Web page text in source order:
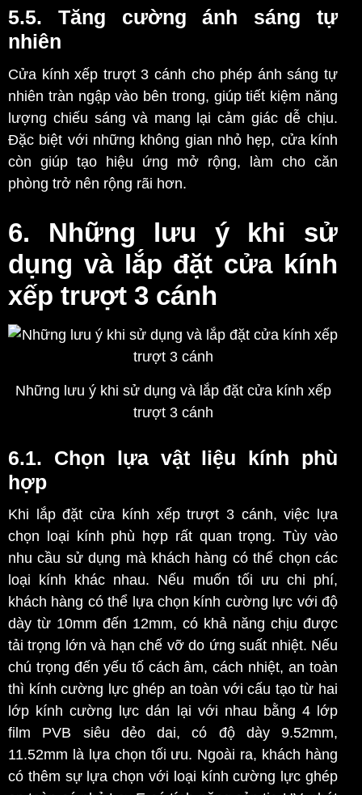
5.5. Tăng cường ánh sáng tự
nhiên
Cửa kính xếp trượt 3 cánh cho phép ánh sáng tự
nhiên tràn ngập vào bên trong, giúp tiết kiệm năng
lượng chiếu sáng và mang lại cảm giác dễ chịu.
Đặc biệt với những không gian nhỏ hẹp, cửa kính
còn giúp tạo hiệu ứng mở rộng, làm cho căn
phòng trở nên rộng rãi hơn.
6. Những lưu ý khi sử
dụng và lắp đặt cửa kính
xếp trượt 3 cánh
Những lưu ý khi sử dụng và lắp đặt cửa kính xếp
trượt 3 cánh
6.1. Chọn lựa vật liệu kính phù
hợp
Khi lắp đặt cửa kính xếp trượt 3 cánh, việc lựa
chọn loại kính phù hợp rất quan trọng. Tùy vào
nhu cầu sử dụng mà khách hàng có thể chọn các
loại kính khác nhau. Nếu muốn tối ưu chi phí,
khách hàng có thể lựa chọn kính cường lực với độ
dày từ 10mm đến 12mm, có khả năng chịu được
tải trọng lớn và hạn chế vỡ do ứng suất nhiệt. Nếu
chú trọng đến yếu tố cách âm, cách nhiệt, an toàn
thì kính cường lực ghép an toàn với cấu tạo từ hai
lớp kính cường lực dán lại với nhau bằng 4 lớp
film PVB siêu dẻo dai, có độ dày 9.52mm,
11.52mm là lựa chọn tối ưu. Ngoài ra, khách hàng
có thêm sự lựa chọn với loại kính cường lực ghép